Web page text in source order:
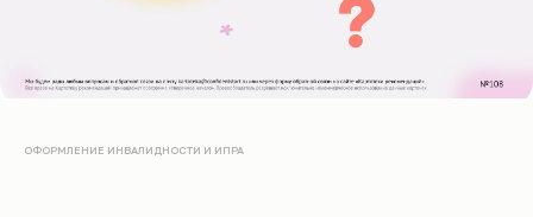
ОФОРМЛЕНИЕ ИНВАЛИДНОСТИ И ИПРА